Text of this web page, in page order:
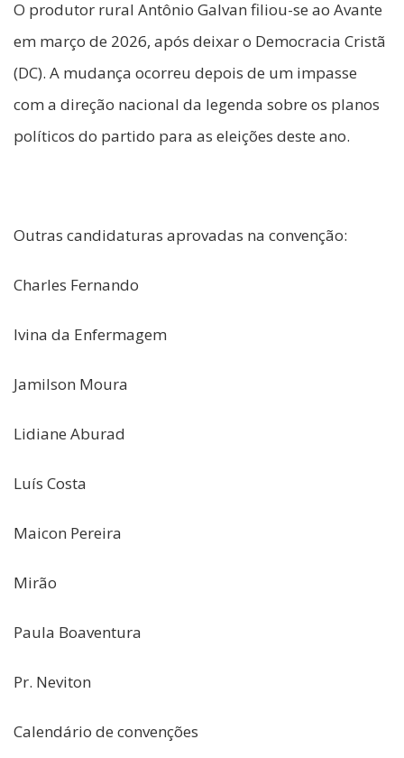
O produtor rural Antônio Galvan filiou-se ao Avante
em março de 2026, após deixar o Democracia Cristã
(DC). A mudança ocorreu depois de um impasse
com a direção nacional da legenda sobre os planos
políticos do partido para as eleições deste ano.
Outras candidaturas aprovadas na convenção:
Charles Fernando
Ivina da Enfermagem
Jamilson Moura
Lidiane Aburad
Luís Costa
Maicon Pereira
Mirão
Paula Boaventura
Pr. Neviton
Calendário de convenções